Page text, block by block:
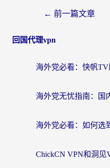
← 前一篇文章
回国代理vpn